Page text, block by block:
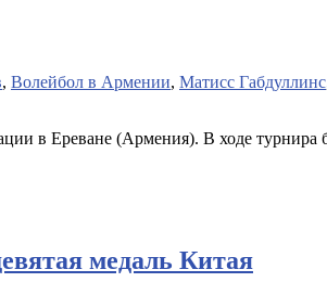
, Волейбол в Армении, Матисс Габдуллинс
в Ереване (Армения). В ходе турнира
медаль Китая